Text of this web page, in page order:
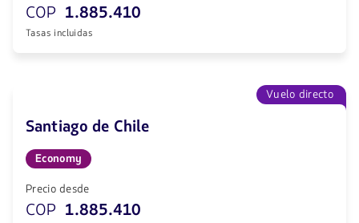
COP 1.885.410
Tasas incluidas
Vuelo directo
Santiago de Chile
Economy
Precio desde
COP 1.885.410